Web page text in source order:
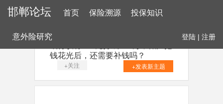
邯郸论坛 首页 保险溯源 投保知识
意外险研究 登陆 | 注册
钱花光后，还需要补钱吗？
+关注 +发表新主题